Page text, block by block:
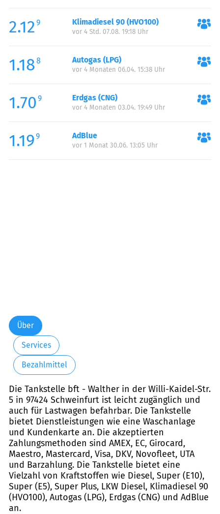
2.12 9 Klimadiesel 90 (HVO100)
vor 4 Std. 07.08. 19:18 Uhr
1.18 8 Autogas (LPG)
vor 4 Monaten 06.04. 15:38 Uhr
1.70 9 Erdgas (CNG)
vor 4 Monaten 03.04. 19:49 Uhr
1.19 9 AdBlue
vor 1 Monat 30.06. 13:05 Uhr
Über
Services
Bezahlmittel
Die Tankstelle bft - Walther in der Willi-Kaidel-Str.
5 in 97424 Schweinfurt ist leicht zugänglich und
auch für Lastwagen befahrbar. Die Tankstelle
bietet Dienstleistungen wie eine Waschanlage
und Kundenkarte an. Die akzeptierten
Zahlungsmethoden sind AMEX, EC, Girocard,
Maestro, Mastercard, Visa, DKV, Novofleet, UTA
und Barzahlung. Die Tankstelle bietet eine
Vielzahl von Kraftstoffen wie Diesel, Super (E10),
Super (E5), Super Plus, LKW Diesel, Klimadiesel 90
(HVO100), Autogas (LPG), Erdgas (CNG) und AdBlue
an.